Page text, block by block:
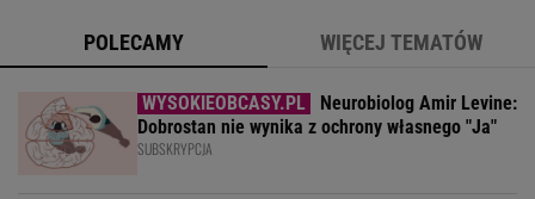
POLECAMY WIĘCEJ TEMATÓW
Neurobiolog Amir Levine:
Dobrostan nie wynika z ochrony własnego "Ja"
SUBSKRYPCJA